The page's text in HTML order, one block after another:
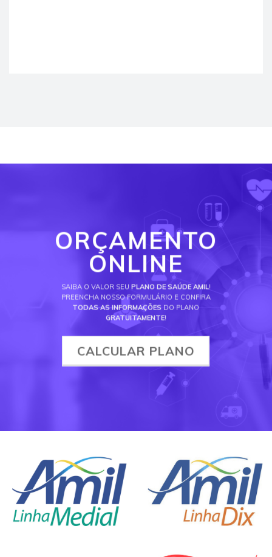
ORÇAMENTO
ONLINE
SAIBA O VALOR SEU PLANO DE SAÚDE AMIL!
PREENCHA NOSSO FORMULÁRIO E CONFIRA
TODAS AS INFORMAÇÕES DO PLANO
GRATUITAMENTE!
CALCULAR PLANO